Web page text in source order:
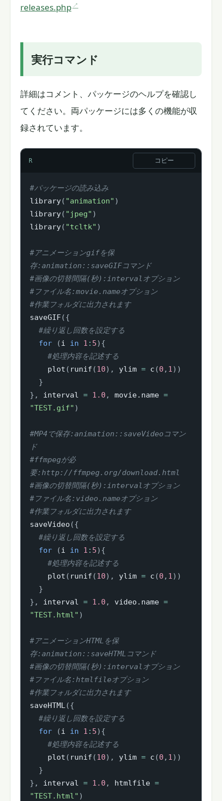
releases.php
実行コマンド
詳細はコメント、パッケージのヘルプを確認し
てください。両パッケージには多くの機能が収
録されています。
R コピー
#パッケージの読み込み
library( "animation" )
library( "jpeg" )
library( "tcltk" )
#アニメーションgifを保
存:animation::saveGIFコマンド
#画像の切替間隔(秒):intervalオプション
#ファイル名:movie.nameオプション
#作業フォルダに出力されます
saveGIF({
#繰り返し回数を設定する
for
(i in 1 : 5) {
#処理内容を記述する
    plot
( runif (10) , ylim = c (0 , 1) )
}
} , interval = 1.0 , movie.name =
"TEST.gif" )
#MP4で保存:animation::saveVideoコマン
ド
#ffmpegが必
要:http://ffmpeg.org/download.html
#画像の切替間隔(秒):intervalオプション
#ファイル名:video.nameオプション
#作業フォルダに出力されます
saveVideo ({
#繰り返し回数を設定する
for
(i in 1 : 5) {
#処理内容を記述する
    plot
( runif (10) , ylim = c (0 , 1) )
}
} , interval = 1.0 , video.name =
"TEST.html" )
#アニメーションHTMLを保
存:animation::saveHTMLコマンド
#画像の切替間隔(秒):intervalオプション
#ファイル名:htmlfileオプション
#作業フォルダに出力されます
saveHTML({
#繰り返し回数を設定する
for
(i in 1 : 5) {
#処理内容を記述する
    plot
( runif (10) , ylim = c (0 , 1) )
}
} , interval = 1.0 , htmlfile =
"TEST.html" )